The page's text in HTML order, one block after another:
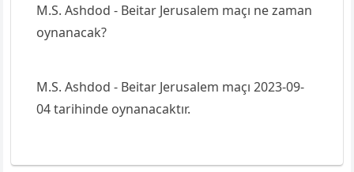
M.S. Ashdod - Beitar Jerusalem maçı ne zaman
oynanacak?
M.S. Ashdod - Beitar Jerusalem maçı 2023-09-
04 tarihinde oynanacaktır.